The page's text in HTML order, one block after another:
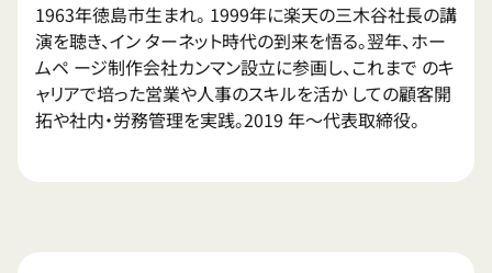
1963年徳島市生まれ。 1999年に楽天の三木谷社長の講
演を聴き、イン ターネット時代の到来を悟る。翌年、ホー
ムペ ージ制作会社カンマン設立に参画し、これまで のキ
ャリアで培った営業や人事のスキルを活か しての顧客開
拓や社内・労務管理を実践。2019 年〜代表取締役。